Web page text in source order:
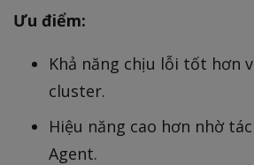
Ưu điểm:
Khả năng chịu lỗi tốt hơn
cluster.
Hiệu năng cao hơn nhờ
Agent.